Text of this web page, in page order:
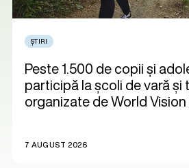
ȘTIRI
Peste 1.500 de copii și
participă la școli de vară și
organizate de World
7 AUGUST 2026